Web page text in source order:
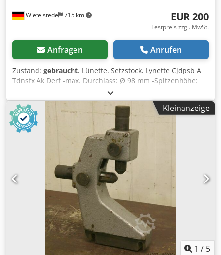
Wiefelstede 715 km EUR 200
Festpreis zzgl. MwSt.
Anfragen Anrufen
Zustand: gebraucht, Lünette, Setzstock, Lynette Cjdpsb A
Tdnsfx Ak Derf -max. Durchlass: Ø 98 mm -Spitzenhöhe:
180 mm -Auflage: Stahl -technische Zeichnung bei den
Fotos -Abmessungen: 410/330/H85 mm -Gewicht: 10 kg
Kleinanzeige
1 / 5